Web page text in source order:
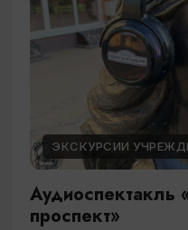
ЭКСКУРСИИ
Аудиоспектакль
проспект»